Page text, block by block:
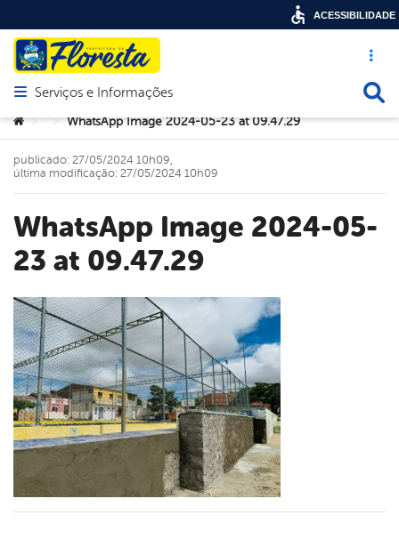
Acesso
Abrir menu principal de navegação
Serviços e Informações
Você está aqui:
> > WhatsApp Image 2024-05-23 at 09.47.29
WhatsApp Image 2024-05-
23 at 09.47.29
publicado: 27/05/2024 10h09,
última modificação: 27/05/2024 10h09
ACESSIBILIDADE